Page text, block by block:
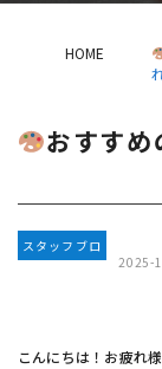
HOME
おすすめ
スタッフブロ
2025-
こんにちは！お疲れ